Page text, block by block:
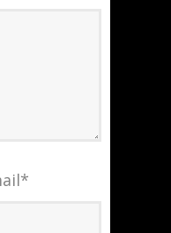
*